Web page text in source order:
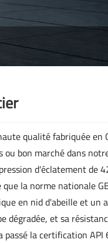
qualité fabriquée en
ou bon marché dans
d'éclatement de
que la norme nationale
en nid d'abeille et un
dégradée, et sa
passé la certification API